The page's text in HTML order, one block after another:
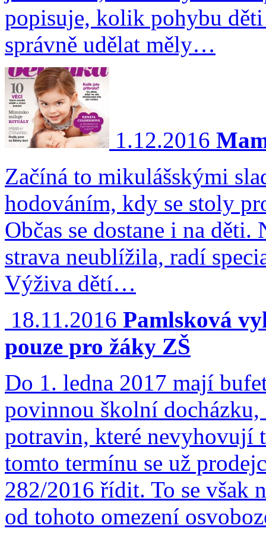
popisuje, kolik pohybu
správně udělat měly…
1.12.2016
Začíná to mikulášskými
hodováním, kdy se stoly
Občas se dostane i na
strava neublížila, radí
Výživa dětí…
18.11.2016 Pamlsková
pouze pro žáky ZŠ
Do 1. ledna 2017 mají
povinnou školní
potravin, které nevyhovují
tomto termínu se už
282/2016 řídit. To se však
od tohoto omezení